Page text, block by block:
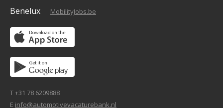
Benelux MobilityJobs.be
T +31 78 6209888
E info@automotivevacaturebank.nl